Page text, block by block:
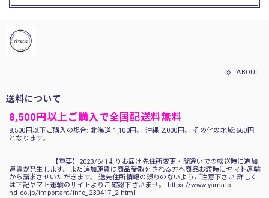
ABOUT
送料について
8,500円以上ご購入で全国配送料無料
8,500円以下ご購入の場合: 北海道:1,100円、 沖縄:2,000円、 その他の地域:660円
となります。
【重要】2023/6/1よりお届け先住所変更・間違いでの転送時に追加
運賃が発生します。また追加運賃は商品受取をされる方へ商品お渡時にヤマト運輸
から請求させいただきます。 送先住所情報の誤りのないようご注意下さい 詳しく
は下記ヤマト運輸のサイトよりご確認下さいませ。 https://www.yamato-
hd.co.jp/important/info_230417_2.html